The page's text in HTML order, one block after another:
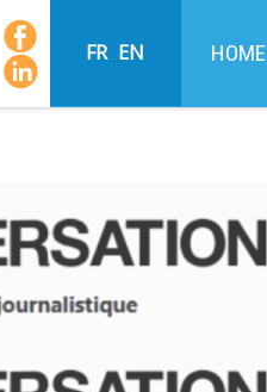
FR EN HOME